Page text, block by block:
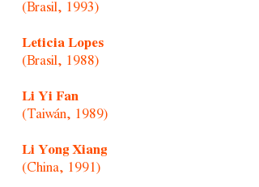
(Brasil, 1993)
Leticia Lopes
(Brasil, 1988)
Li Yi Fan
(Taiwán, 1989)
Li Yong Xiang
(China, 1991)